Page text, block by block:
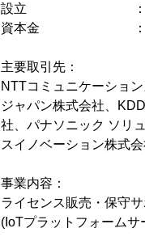
設立 ：
資本金 ： 444
主要取引先：
NTTコミュニケーショ
ジャパン株式会社、
社、パナソニック ソリ
スイノベーション株式
事業内容：
ライセンス販売・保守
(IoTプラットフォーム